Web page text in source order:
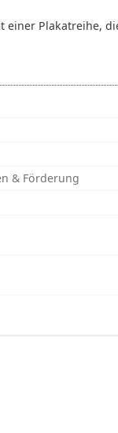
einer Plakatreihe,
(KSA)
für Studierende
für Vikar:innen
& Förderung